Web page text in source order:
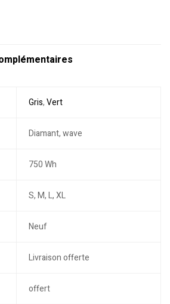
Gris,Vert
Diamant, wave
750 Wh
S, M, L, XL
Neuf
Livraison offerte
offert